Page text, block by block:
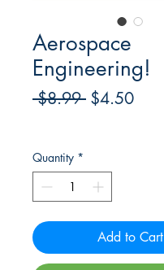
Aerospace
Engineering!
$8.99 Regular
$4.50Sale
Quantity *
Add to Cart